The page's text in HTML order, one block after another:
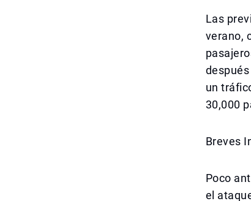
Las
verano,
un
30,000
Breves
Poco
el